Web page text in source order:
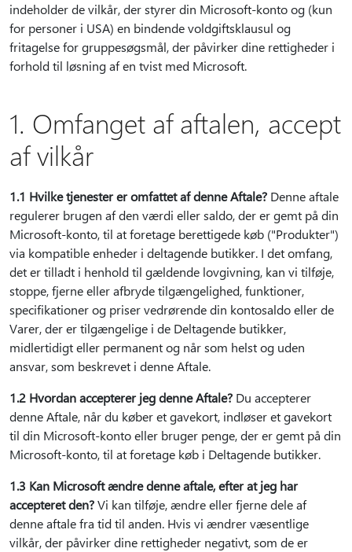
indeholder de vilkår, der styrer din Microsoft-konto og (kun
for personer i USA) en bindende voldgiftsklausul og
fritagelse for gruppesøgsmål, der påvirker dine rettigheder i
forhold til løsning af en tvist med Microsoft.
1. Omfanget af aftalen, accept
af vilkår
1.1 Hvilke tjenester er omfattet af denne Aftale? Denne aftale
regulerer brugen af den værdi eller saldo, der er gemt på din
Microsoft-konto, til at foretage berettigede køb ("Produkter")
via kompatible enheder i deltagende butikker. I det omfang,
det er tilladt i henhold til gældende lovgivning, kan vi tilføje,
stoppe, fjerne eller afbryde tilgængelighed, funktioner,
specifikationer og priser vedrørende din kontosaldo eller de
Varer, der er tilgængelige i de Deltagende butikker,
midlertidigt eller permanent og når som helst og uden
ansvar, som beskrevet i denne Aftale.
1.2 Hvordan accepterer jeg denne Aftale? Du accepterer
denne Aftale, når du køber et gavekort, indløser et gavekort
til din Microsoft-konto eller bruger penge, der er gemt på din
Microsoft-konto, til at foretage køb i Deltagende butikker.
1.3 Kan Microsoft ændre denne aftale, efter at jeg har
accepteret den?Vi kan tilføje, ændre eller fjerne dele af
denne aftale fra tid til anden. Hvis vi ændrer væsentlige
vilkår, der påvirker dine rettigheder negativt, som de er